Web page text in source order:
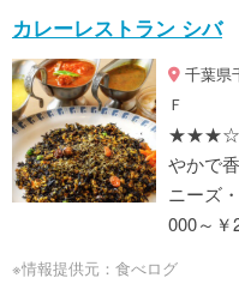
カレーレストラン シバ
千葉県
Ｆ
やかで
ニーズ
000～￥
※情報提供元：食べログ